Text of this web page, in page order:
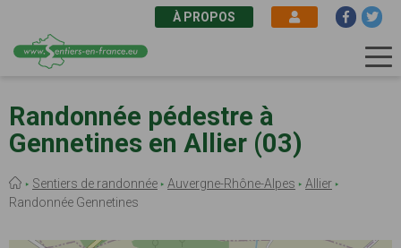
au
contenu
principal
À PROPOS
Randonnée pédestre à
Gennetines en Allier (03)
Fil
d'Ariane
Sentiers de randonnée Auvergne-Rhône-Alpes
Allier
Randonnée Gennetines